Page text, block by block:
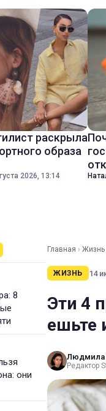
раскрыла
образа
2026, 13:14
8
они
Главная › Жизнь
ЖИЗНЬ 14
Эти 4
ешьте
Людмила
Редактор